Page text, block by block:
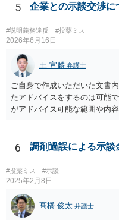
5 企業との示談交渉に
#説明義務違反 #投薬ミス
2026年6月16日
王 宣麟 弁護士
ご自身で作成いただいた文書
たアドバイスをするのは可能
がアドバイス可能な範囲や内
す）。
6 調剤過誤による示談
#投薬ミス #示談
2025年2月8日
髙橋 俊太 弁護士